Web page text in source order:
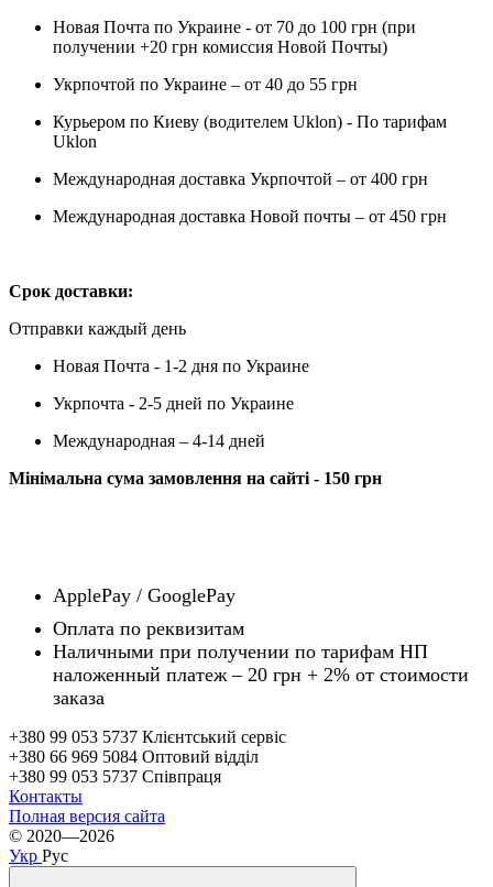
Новая Почта по Украине - от 70 до 100 грн (при
получении +20 грн комиссия Новой Почты)
Укрпочтой по Украине – от 40 до 55 грн
Курьером по Киеву (водителем Uklon) - По тарифам
Uklon
Международная доставка Укрпочтой – от 400 грн
Международная доставка Новой почты – от 450 грн
Срок доставки:
Отправки каждый день
Новая Почта - 1-2 дня по Украине
Укрпочта - 2-5 дней по Украине
Международная – 4-14 дней
Мінімальна сума замовлення на сайті - 150 грн
ApplePay / GooglePay
Оплата по реквизитам
Наличными при получении по тарифам НП
наложенный платеж – 20 грн + 2% от стоимости
заказа
+380 99 053 5737 Клієнтський сервіс
+380 66 969 5084 Оптовий відділ
+380 99 053 5737 Співпраця
Контакты
Полная версия сайта
© 2020—2026
Укр Рус